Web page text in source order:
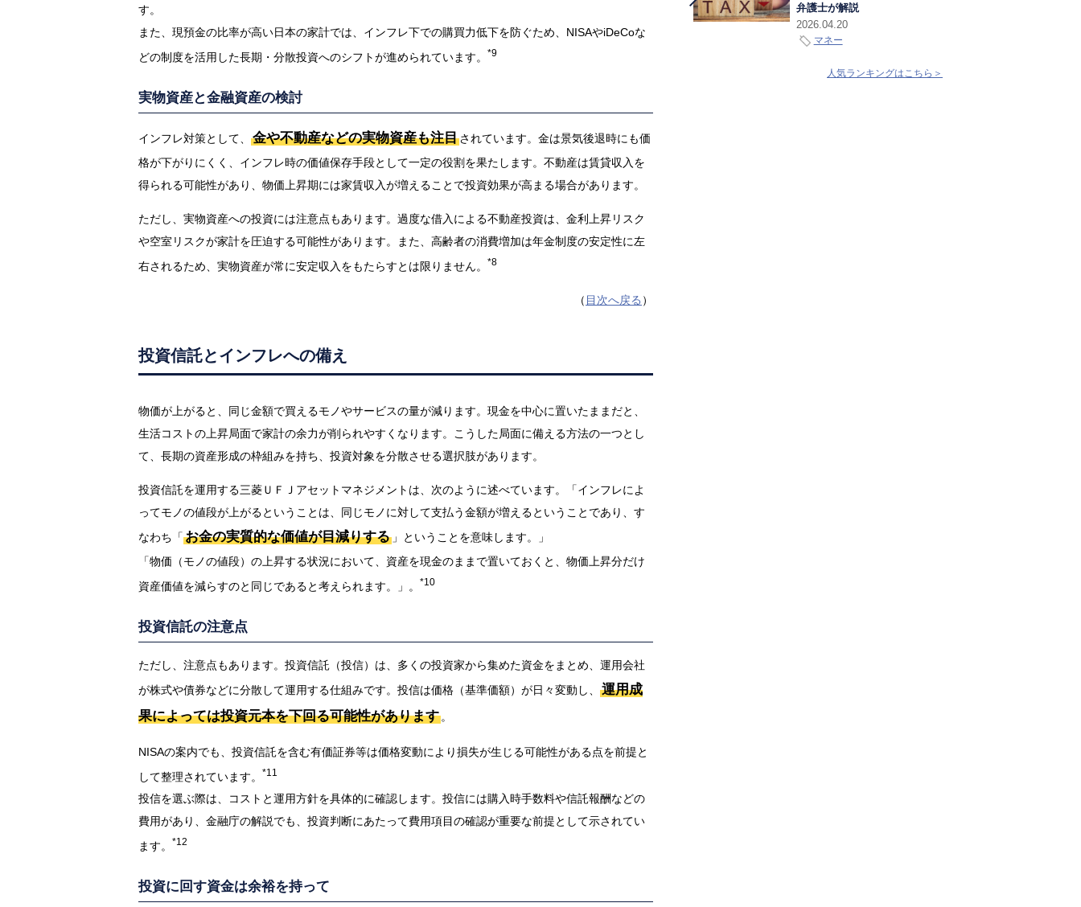
す。
また、現預金の比率が高い日本の家計では、インフレ下での購買力低下を防ぐため、NISAやiDeCoな
どの制度を活用した長期・分散投資へのシフトが進められています。
*9
実物資産と金融資産の検討
インフレ対策として、 金や不動産などの実物資産も注目されています。金は景気後退時にも価
格が下がりにくく、インフレ時の価値保存手段として一定の役割を果たします。不動産は賃貸収入を
得られる可能性があり、物価上昇期には家賃収入が増えることで投資効果が高まる場合があります。
ただし、実物資産への投資には注意点もあります。過度な借入による不動産投資は、金利上昇リスク
や空室リスクが家計を圧迫する可能性があります。また、高齢者の消費増加は年金制度の安定性に左
右されるため、実物資産が常に安定収入をもたらすとは限りません。
*8
（ 目次へ戻る ）
投資信託とインフレへの備え
物価が上がると、同じ金額で買えるモノやサービスの量が減ります。現金を中心に置いたままだと、
生活コストの上昇局面で家計の余力が削られやすくなります。こうした局面に備える方法の一つとし
て、長期の資産形成の枠組みを持ち、投資対象を分散させる選択肢があります。
投資信託を運用する三菱ＵＦＪアセットマネジメントは、次のように述べています。「インフレによ
ってモノの値段が上がるということは、同じモノに対して支払う金額が増えるということであり、す
なわち「 お金の実質的な価値が目減りする 」ということを意味します。」
「物価（モノの値段）の上昇する状況において、資産を現金のままで置いておくと、物価上昇分だけ
資産価値を減らすのと同じであると考えられます。」。
*10
投資信託の注意点
ただし、注意点もあります。投資信託（投信）は、多くの投資家から集めた資金をまとめ、運用会社
が株式や債券などに分散して運用する仕組みです。投信は価格（基準価額）が日々変動し、
運用成
果によっては投資元本を下回る可能性があります 。
NISAの案内でも、投資信託を含む有価証券等は価格変動により損失が生じる可能性がある点を前提と
して整理されています。
*11
投信を選ぶ際は、コストと運用方針を具体的に確認します。投信には購入時手数料や信託報酬などの
費用があり、金融庁の解説でも、投資判断にあたって費用項目の確認が重要な前提として示されてい
ます。
*12
投資に回す資金は余裕を持って
弁護士が解説
2026.04.20
マネー
人気ランキングはこちら＞